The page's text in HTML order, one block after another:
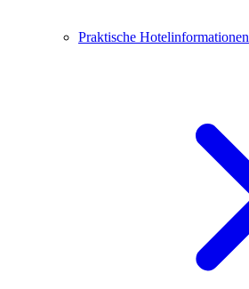
Praktische Hotelinformationen